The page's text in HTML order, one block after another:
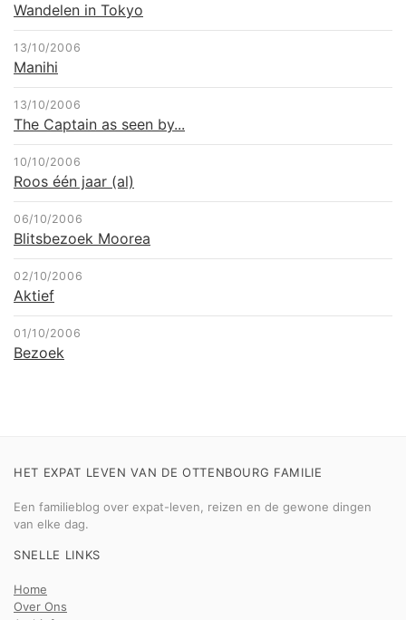
Wandelen in Tokyo
13/10/2006
Manihi
13/10/2006
The Captain as seen by...
10/10/2006
Roos één jaar (al)
06/10/2006
Blitsbezoek Moorea
02/10/2006
Aktief
01/10/2006
Bezoek
HET EXPAT LEVEN VAN DE OTTENBOURG FAMILIE
Een familieblog over expat-leven, reizen en de gewone dingen
van elke dag.
SNELLE LINKS
Home
Over Ons